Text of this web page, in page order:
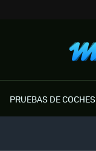
PRUEBAS DE COCHES